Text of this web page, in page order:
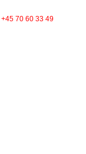
+45 70 60 33 49